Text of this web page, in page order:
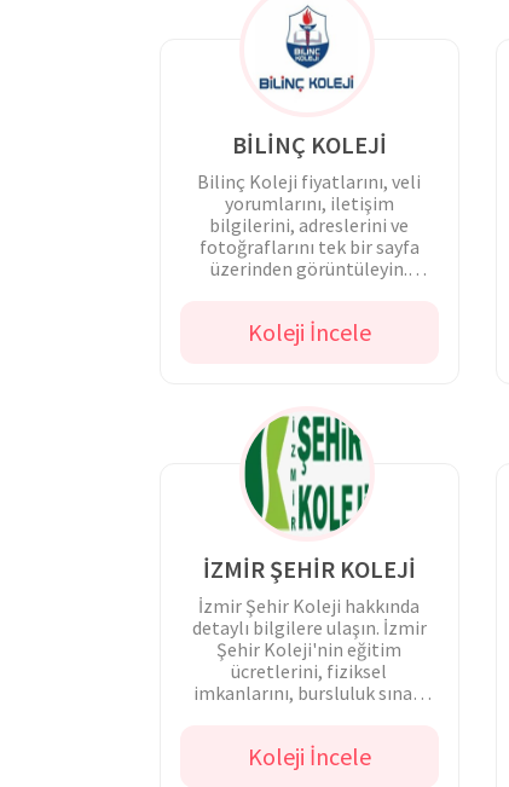
BİLİNÇ KOLEJİ
Bilinç Koleji fiyatlarını, veli
yorumlarını, iletişim
bilgilerini, adreslerini ve
fotoğraflarını tek bir sayfa
üzerinden görüntüleyin.
Koleji İncele
İZMİR ŞEHİR KOLEJİ
İzmir Şehir Koleji hakkında
detaylı bilgilere ulaşın. İzmir
Şehir Koleji'nin eğitim
ücretlerini, fiziksel
imkanlarını, bursluluk sınavı
Koleji İncele